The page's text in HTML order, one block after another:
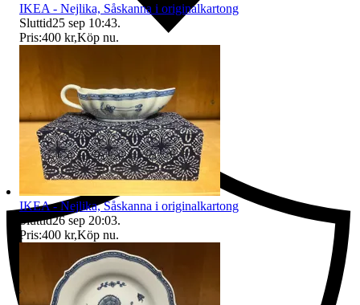
Ersättning om du inte får din vara
IKEA - Nejlika, Såskanna i originalkartong
Sluttid25 sep 10:43.
Pris:400 kr,Köp nu.
IKEA - Nejlika, Såskanna i originalkartong
Sluttid26 sep 20:03.
Pris:400 kr,Köp nu.